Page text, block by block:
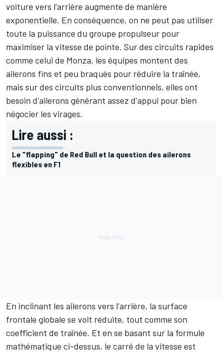
voiture vers l'arrière augmente de manière
exponentielle. En conséquence, on ne peut pas utiliser
toute la puissance du groupe propulseur pour
maximiser la vitesse de pointe. Sur des circuits rapides
comme celui de Monza, les équipes montent des
ailerons fins et peu braqués pour réduire la traînée,
mais sur des circuits plus conventionnels, elles ont
besoin d'ailerons générant assez d'appui pour bien
négocier les virages.
Lire aussi :
Le "flapping" de Red Bull et la question des ailerons
flexibles en F1
En inclinant les ailerons vers l'arrière, la surface
frontale globale se voit réduite, tout comme son
coefficient de traînée. Et en se basant sur la formule
mathématique ci-dessus, le carré de la vitesse est